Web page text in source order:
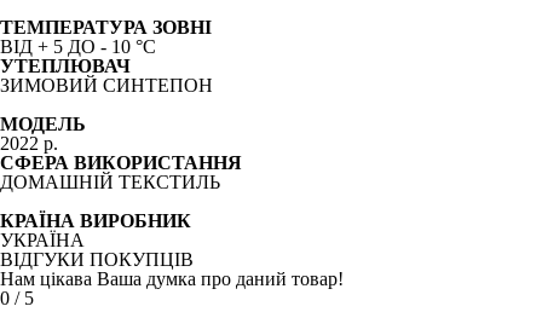
ТЕМПЕРАТУРА ЗОВНІ
ВІД + 5 ДО - 10 °C
УТЕПЛЮВАЧ
ЗИМОВИЙ СИНТЕПОН
МОДЕЛЬ
2022 р.
СФЕРА ВИКОРИСТАННЯ
ДОМАШНІЙ ТЕКСТИЛЬ
КРАЇНА ВИРОБНИК
УКРАЇНА
ВІДГУКИ ПОКУПЦІВ
Нам цікава Ваша думка про даний товар!
0 / 5